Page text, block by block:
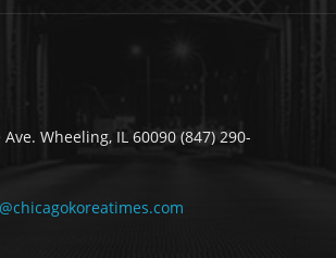
Wheeling, IL 60090 (847) 290-